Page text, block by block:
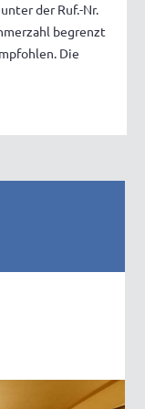
der Ruf.-Nr.
begrenzt
Die